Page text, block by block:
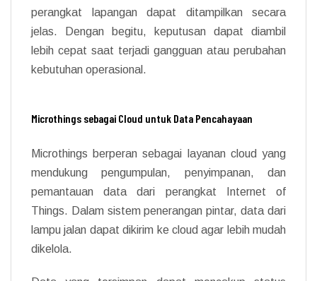
perangkat lapangan dapat ditampilkan secara
jelas. Dengan begitu, keputusan dapat diambil
lebih cepat saat terjadi gangguan atau perubahan
kebutuhan operasional.
Microthings sebagai Cloud untuk Data Pencahayaan
Microthings berperan sebagai layanan cloud yang
mendukung pengumpulan, penyimpanan, dan
pemantauan data dari perangkat Internet of
Things. Dalam sistem penerangan pintar, data dari
lampu jalan dapat dikirim ke cloud agar lebih mudah
dikelola.